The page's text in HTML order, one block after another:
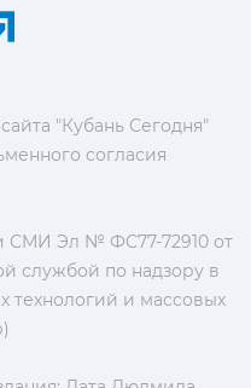
"Кубань Сегодня"
согласия
СМИ Эл № ФС77-72910 от
службой по надзору в
технологий и массовых